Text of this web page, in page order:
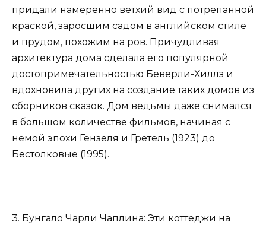
придали намеренно ветхий вид с потрепанной
краской, заросшим садом в английском стиле
и прудом, похожим на ров. Причудливая
архитектура дома сделала его популярной
достопримечательностью Беверли-Хиллз и
вдохновила других на создание таких домов из
сборников сказок. Дом ведьмы даже снимался
в большом количестве фильмов, начиная с
немой эпохи Гензеля и Гретель (1923) до
Бестолковые (1995).
3. Бунгало Чарли Чаплина: Эти коттеджи на